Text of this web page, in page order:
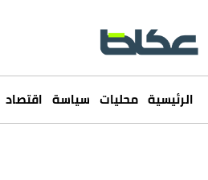
الرئيسية محليات سياسة اقتصاد